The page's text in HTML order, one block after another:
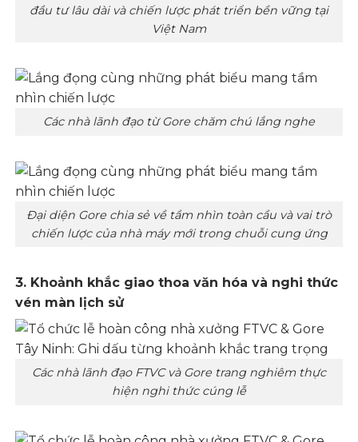
đầu tư lâu dài và chiến lược phát triển bền vững tại
Việt Nam
Các nhà lãnh đạo từ Gore chăm chú lắng nghe
Đại diện Gore chia sẻ về tầm nhìn toàn cầu và vai trò
chiến lược của nhà máy mới trong chuỗi cung ứng
3. Khoảnh khắc giao thoa văn hóa và nghi thức
vén màn lịch sử
Các nhà lãnh đạo FTVC và Gore trang nghiêm thực
hiện nghi thức cúng lễ